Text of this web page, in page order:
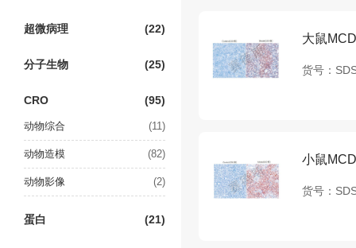
超微病理 (22)
分子生物 (25)
CRO (95)
动物综合 (11)
动物造模 (82)
动物影像 (2)
蛋白 (21)
大鼠
货号：
小鼠
货号：